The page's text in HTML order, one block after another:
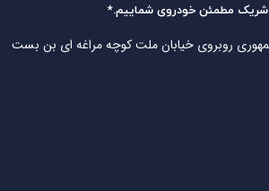
شریک مطمئن خودروی شماییم.*
روبروی خیابان ملت کوچه مراغه ای بن بست